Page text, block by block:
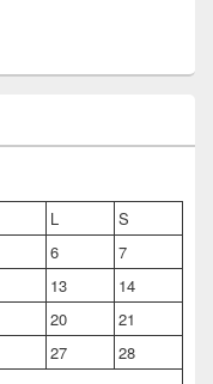
L
S
6
7
13
14
20
21
27
28